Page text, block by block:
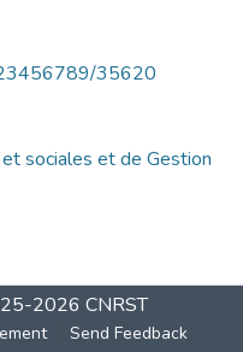
35620
sociales et de Gestion
2026 CNRST
Send Feedback